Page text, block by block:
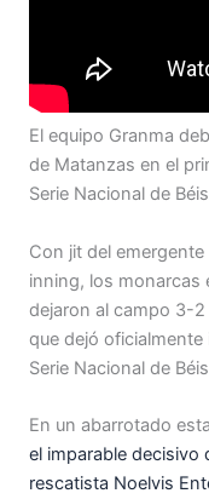
El equipo Granma
de Matanzas en el
Serie Nacional de
Con jit del
inning, los monarcas
dejaron al campo 3-
que dejó oficialmente
Serie Nacional de
En un abarrotado
el imparable decisivo
rescatista Noelvis